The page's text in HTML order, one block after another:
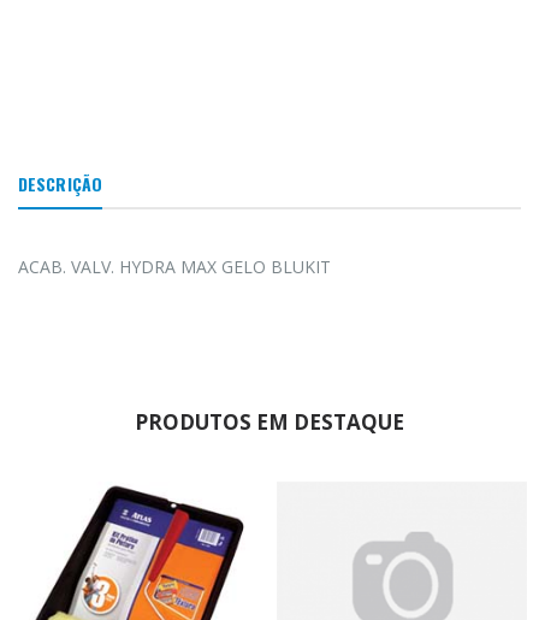
DESCRIÇÃO
ACAB. VALV. HYDRA MAX GELO BLUKIT
PRODUTOS EM DESTAQUE